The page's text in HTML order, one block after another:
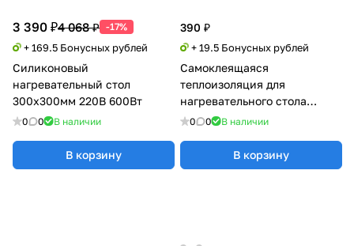
3 390 ₽4 068 ₽ -17%
+ 169.5 Бонусных рублей
Силиконовый
нагревательный стол
300х300мм 220В 600Вт
0 0 В наличии
В корзину
390 ₽
+ 19.5 Бонусных рублей
Самоклеящаяся
теплоизоляция для
нагревательного стола
(100°C) 200х200
0 0 В наличии
В корзину